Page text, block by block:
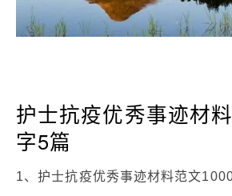
护士抗疫优秀事迹材
字5篇
1、护士抗疫优秀事迹材料范文